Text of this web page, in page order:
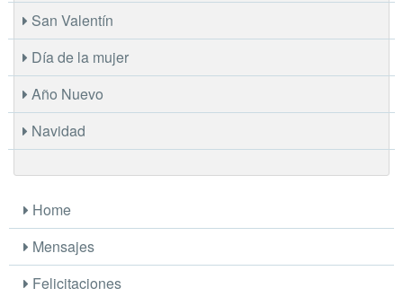
San Valentín
Día de la mujer
Año Nuevo
Navidad
Home
Mensajes
Felicitaciones